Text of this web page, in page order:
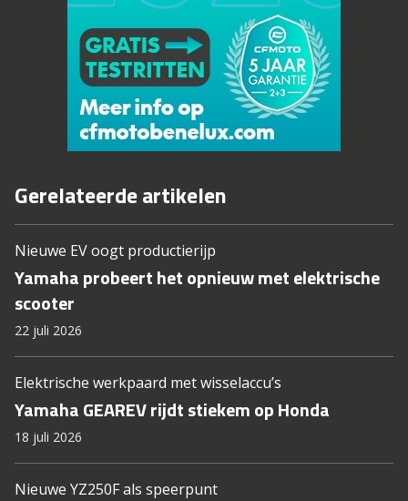
Gerelateerde artikelen
Nieuwe EV oogt productierijp
Yamaha probeert het opnieuw met elektrische
scooter
22 juli 2026
Elektrische werkpaard met wisselaccu’s
Yamaha GEAREV rijdt stiekem op Honda
18 juli 2026
Nieuwe YZ250F als speerpunt